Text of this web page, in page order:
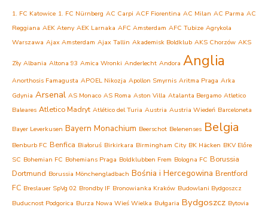
1. FC Katowice 1. FC Nürnberg AC Carpi ACF Fiorentina AC Milan AC Parma AC
Reggiana AEK Ateny AEK Larnaka AFC Amsterdam AFC Tubize Agrykola
Warszawa Ajax Amsterdam Ajax Tallin Akademisk Boldklub AKS Chorzów AKS
Zły Albania Altona 93 Amica Wronki Anderlecht Andora Anglia
Anorthosis Famagusta APOEL Nikozja Apollon Smyrnis Aritma Praga Arka
Gdynia Arsenal AS Monaco AS Roma Aston Villa Atalanta Bergamo Atletico
Baleares Atletico Madryt Atlético del Turia Austria Austria Wiedeń Barceloneta
Bayer Leverkusen Bayern Monachium Beerschot Belenenses Belgia
Benburb FC Benfica Białoruś Birkirkara Birmingham City BK Häcken BKV Előre
SC Bohemian FC Bohemians Praga Boldklubben Frem Bologna FC Borussia
Dortmund Borussia Mönchengladbach Bośnia i Hercegowina Brentford
FC Breslauer SpVg 02 Brondby IF Bronowianka Kraków Budowlani Bydgoszcz
Buducnost Podgorica Burza Nowa Wieś Wielka Bułgaria Bydgoszcz Bytovia